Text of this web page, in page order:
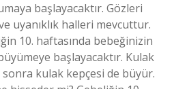
başlayacaktır. Gözleri
uyanıklık halleri mevcuttur.
10. haftasında bebeğinizin
başlayacaktır. Kulak
kulak kepçesi de büyür.